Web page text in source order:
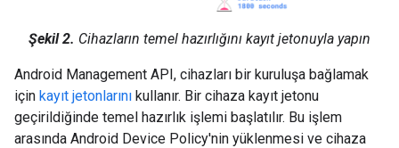
Şekil 2. Cihazların temel hazırlığını kayıt jetonuyla yapın
Android Management API, cihazları bir kuruluşa bağlamak
için kayıt jetonlarını kullanır. Bir cihaza kayıt jetonu
geçirildiğinde temel hazırlık işlemi başlatılır. Bu işlem
arasında Android Device Policy'nin yüklenmesi ve cihaza